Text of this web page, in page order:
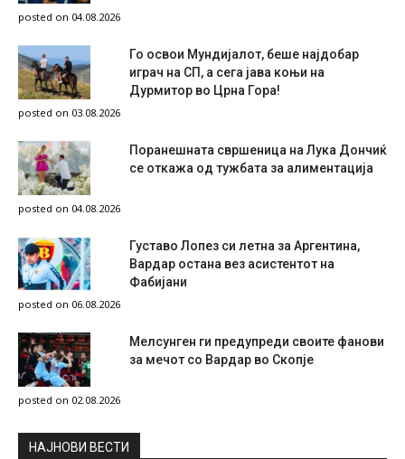
posted on 04.08.2026
Го освои Мундијалот, беше најдобар
играч на СП, а сега јава коњи на
Дурмитор во Црна Гора!
posted on 03.08.2026
Поранешната свршеница на Лука Дончиќ
се откажа од тужбата за алиментација
posted on 04.08.2026
Густаво Лопез си летна за Аргентина,
Вардар остана вез асистентот на
Фабијани
posted on 06.08.2026
Мелсунген ги предупреди своите фанови
за мечот со Вардар во Скопје
posted on 02.08.2026
НAЈНОВИ ВЕСТИ